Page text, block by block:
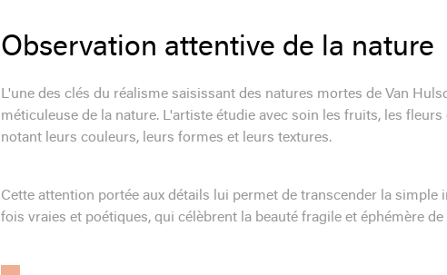
Observation attentive de la nature
L'une des clés du réalisme saisissant des natures mortes de Van
méticuleuse de la nature. L'artiste étudie avec soin les fruits, les
notant leurs couleurs, leurs formes et leurs textures.
Cette attention portée aux détails lui permet de transcender la
fois vraies et poétiques, qui célèbrent la beauté fragile et éphémère de